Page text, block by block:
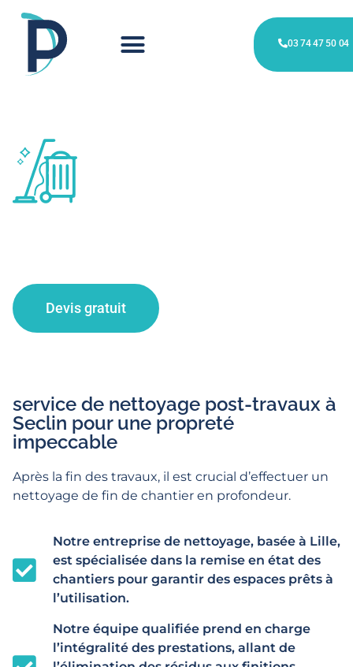
03 74 47 50 04
Devis gratuit
service de nettoyage post-travaux à
Seclin pour une propreté
impeccable
Après la fin des travaux, il est crucial d’effectuer un
nettoyage de fin de chantier en profondeur.
Notre entreprise de nettoyage, basée à Lille,
est spécialisée dans la remise en état des
chantiers pour garantir des espaces prêts à
l’utilisation.
Notre équipe qualifiée prend en charge
l’intégralité des prestations, allant de